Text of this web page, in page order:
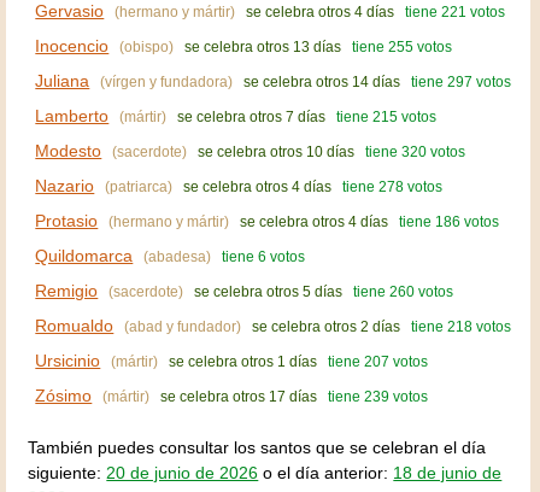
Gervasio (hermano y mártir) se celebra otros 4 días tiene 221 votos
Inocencio (obispo) se celebra otros 13 días tiene 255 votos
Juliana (vírgen y fundadora) se celebra otros 14 días tiene 297 votos
Lamberto (mártir) se celebra otros 7 días tiene 215 votos
Modesto (sacerdote) se celebra otros 10 días tiene 320 votos
Nazario (patriarca) se celebra otros 4 días tiene 278 votos
Protasio (hermano y mártir) se celebra otros 4 días tiene 186 votos
Quildomarca (abadesa) tiene 6 votos
Remigio (sacerdote) se celebra otros 5 días tiene 260 votos
Romualdo (abad y fundador) se celebra otros 2 días tiene 218 votos
Ursicinio (mártir) se celebra otros 1 días tiene 207 votos
Zósimo (mártir) se celebra otros 17 días tiene 239 votos
También puedes consultar los santos que se celebran el día
siguiente:20 de junio de 2026 o el día anterior: 18 de junio de